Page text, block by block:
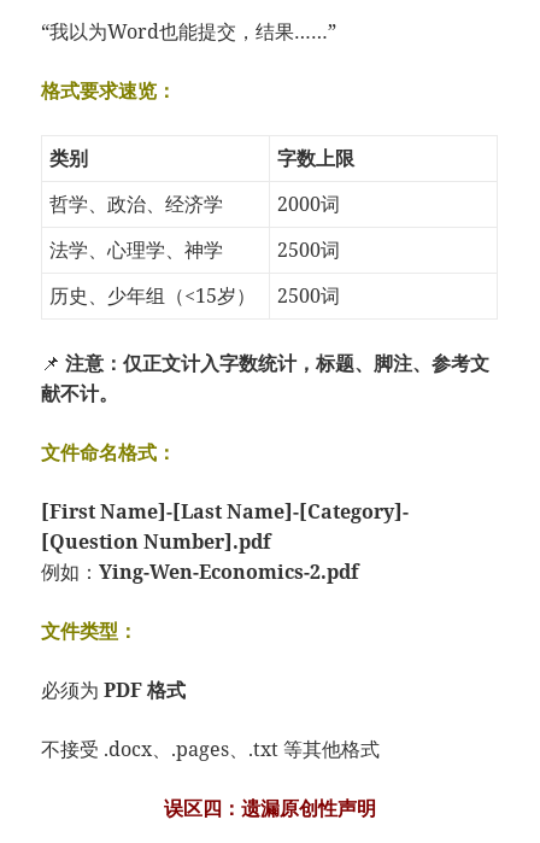
“我以为Word也能提交，结果……”
格式要求速览：
类别
字数上限
哲学、政治、经济学
2000词
法学、心理学、神学
2500词
历史、少年组（<15岁）
2500词
📌注意：仅正文计入字数统计，标题、脚注、参考文
献不计。
文件命名格式：
[First Name]-[Last Name]-[Category]-
[Question Number].pdf
例如：Ying-Wen-Economics-2.pdf
文件类型：
必须为PDF 格式
不接受 .docx、.pages、.txt 等其他格式
误区四：遗漏原创性声明